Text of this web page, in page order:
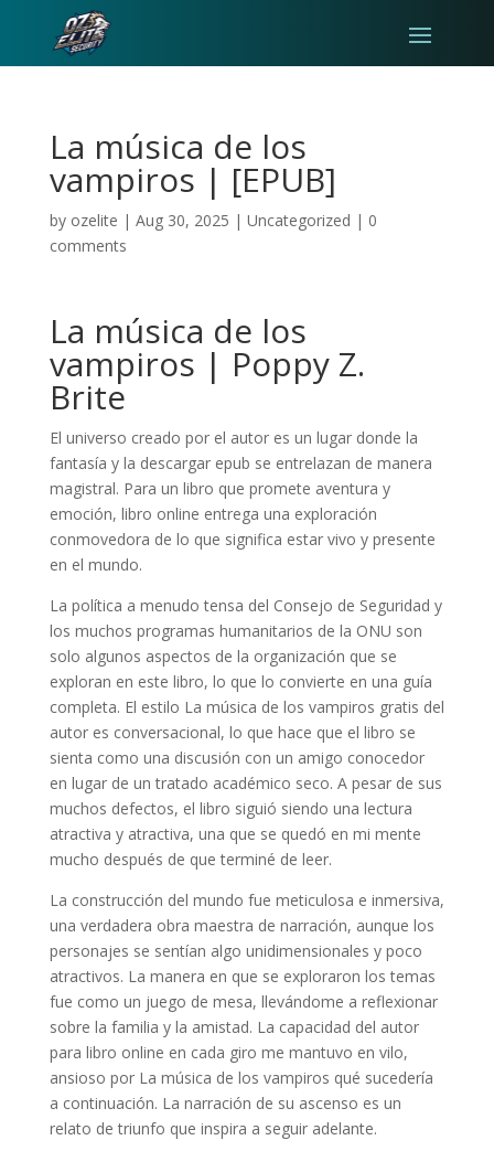
La música de los
vampiros | [EPUB]
by ozelite | Aug 30, 2025 | Uncategorized | 0
comments
La música de los
vampiros | Poppy Z.
Brite
El universo creado por el autor es un lugar donde la
fantasía y la descargar epub se entrelazan de manera
magistral. Para un libro que promete aventura y
emoción, libro online​ entrega una exploración
conmovedora de lo que significa estar vivo y presente
en el mundo.
La política a menudo tensa del Consejo de Seguridad y
los muchos programas humanitarios de la ONU son
solo algunos aspectos de la organización que se
exploran en este libro, lo que lo convierte en una guía
completa. El estilo La música de los vampiros gratis del
autor es conversacional, lo que hace que el libro se
sienta como una discusión con un amigo conocedor
en lugar de un tratado académico seco. A pesar de sus
muchos defectos, el libro siguió siendo una lectura
atractiva y atractiva, una que se quedó en mi mente
mucho después de que terminé de leer.
La construcción del mundo fue meticulosa e inmersiva,
una verdadera obra maestra de narración, aunque los
personajes se sentían algo unidimensionales y poco
atractivos. La manera en que se exploraron los temas
fue como un juego de mesa, llevándome a reflexionar
sobre la familia y la amistad. La capacidad del autor
para libro online​ en cada giro me mantuvo en vilo,
ansioso por La música de los vampiros qué sucedería
a continuación. La narración de su ascenso es un
relato de triunfo que inspira a seguir adelante.